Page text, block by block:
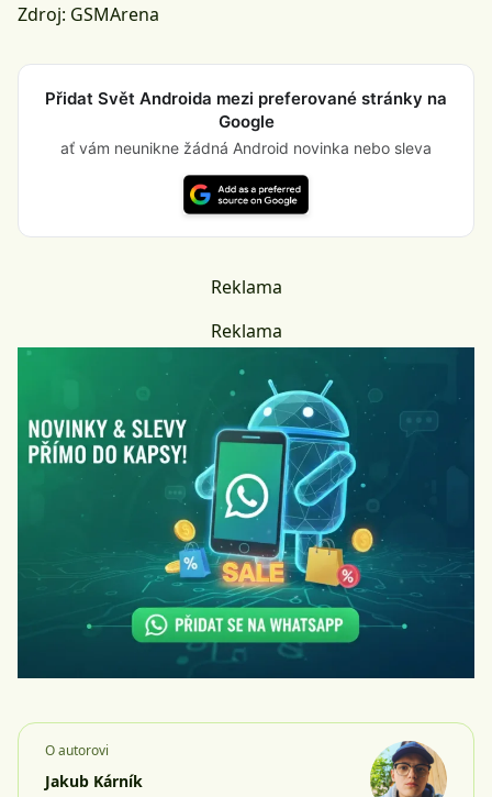
Zdroj: GSMArena
Přidat Svět Androida mezi preferované stránky na
Google
ať vám neunikne žádná Android novinka nebo sleva
Reklama
Reklama
O autorovi
Jakub Kárník